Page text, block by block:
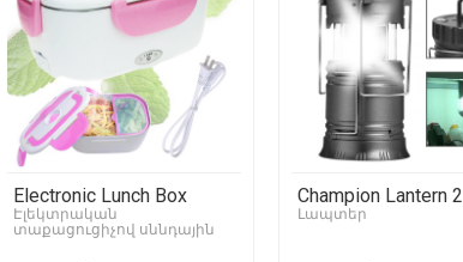
Electronic Lunch Box
Էլեկտրական
տաքացուցիչով սննդային
Champion Lantern 2
Լապտեր